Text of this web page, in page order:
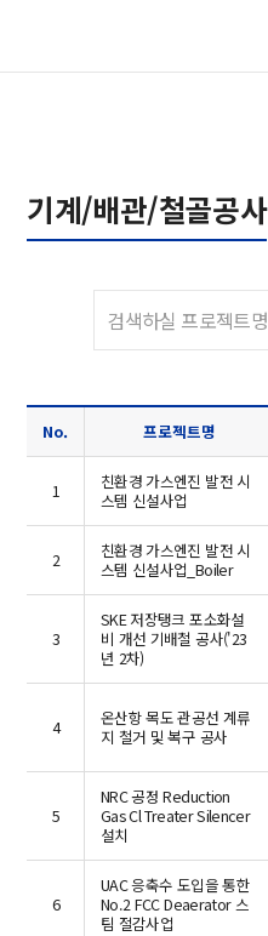
기계/배관/철골공사
No. 프로젝트명
1
친환경 가스엔진 발전 시
스템 신설사업
2
친환경 가스엔진 발전 시
스템 신설사업_Boiler
3
SKE 저장탱크 포소화설
비 개선 기배철 공사('23
년 2차)
4
온산항 목도 관공선 계류
지 철거 및 복구 공사
5
NRC 공정 Reduction
Gas Cl Treater Silencer
설치
6
UAC 응축수 도입을 통한
No.2 FCC Deaerator 스
팀 절감사업